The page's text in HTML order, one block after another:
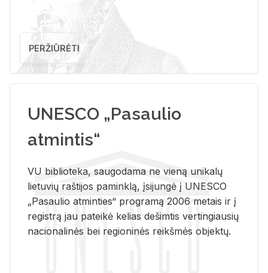
PERŽIŪRĖTI
UNESCO „Pasaulio
atmintis“
VU biblioteka, saugodama ne vieną unikalų
lietuvių raštijos paminklą, įsijungė į UNESCO
„Pasaulio atminties“ programą 2006 metais ir į
registrą jau pateikė kelias dešimtis vertingiausių
nacionalinės bei regioninės reikšmės objektų.